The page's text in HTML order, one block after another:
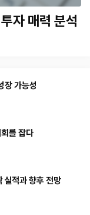
자 매력 분석
장 가능성
를 잡다
적과 향후 전망